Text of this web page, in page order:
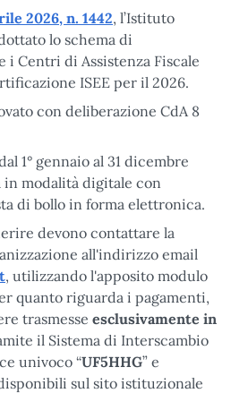
2026, n. 1442, l’Istituto
lo schema di
i Centri di Assistenza Fiscale
ISEE per il 2026.
con deliberazione CdA 8
1° gennaio al 31 dicembre
modalità digitale con
di bollo in forma elettronica.
devono contattare la
all'indirizzo email
, utilizzando l'apposito modulo
quanto riguarda i pagamenti,
trasmesse esclusivamente in
il Sistema di Interscambio
univoco “UF5HHG” e
sul sito istituzionale